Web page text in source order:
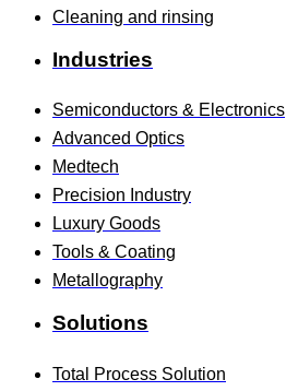
Cleaning and rinsing
Industries
Semiconductors & Electronics
Advanced Optics
Medtech
Precision Industry
Luxury Goods
Tools & Coating
Metallography
Solutions
Total Process Solution